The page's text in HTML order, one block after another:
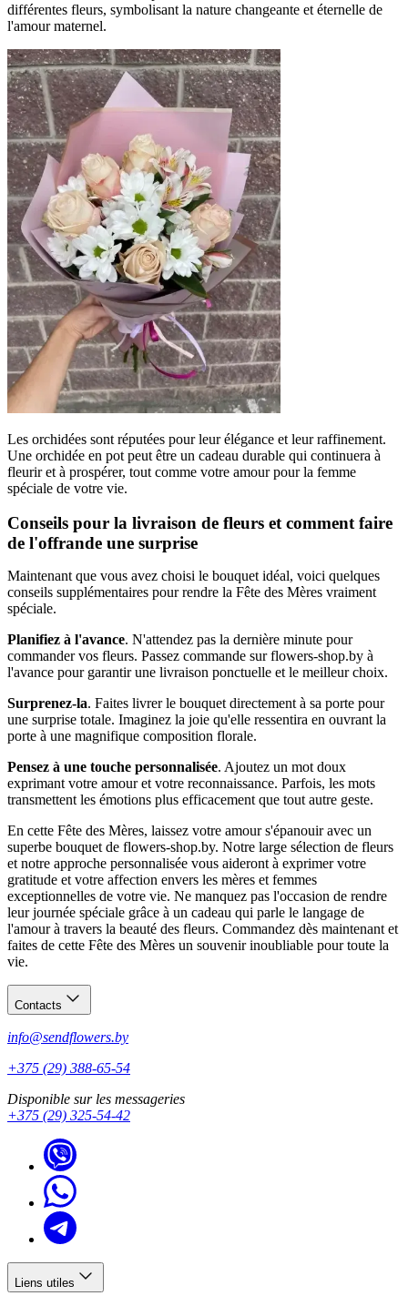
différentes fleurs, symbolisant la nature changeante et éternelle de
l'amour maternel.
Les orchidées sont réputées pour leur élégance et leur raffinement.
Une orchidée en pot peut être un cadeau durable qui continuera à
fleurir et à prospérer, tout comme votre amour pour la femme
spéciale de votre vie.
Conseils pour la livraison de fleurs et comment faire
de l'offrande une surprise
Maintenant que vous avez choisi le bouquet idéal, voici quelques
conseils supplémentaires pour rendre la Fête des Mères vraiment
spéciale.
Planifiez à l'avance. N'attendez pas la dernière minute pour
commander vos fleurs. Passez commande sur flowers-shop.by à
l'avance pour garantir une livraison ponctuelle et le meilleur choix.
Surprenez-la. Faites livrer le bouquet directement à sa porte pour
une surprise totale. Imaginez la joie qu'elle ressentira en ouvrant la
porte à une magnifique composition florale.
Pensez à une touche personnalisée. Ajoutez un mot doux
exprimant votre amour et votre reconnaissance. Parfois, les mots
transmettent les émotions plus efficacement que tout autre geste.
En cette Fête des Mères, laissez votre amour s'épanouir avec un
superbe bouquet de flowers-shop.by. Notre large sélection de fleurs
et notre approche personnalisée vous aideront à exprimer votre
gratitude et votre affection envers les mères et femmes
exceptionnelles de votre vie. Ne manquez pas l'occasion de rendre
leur journée spéciale grâce à un cadeau qui parle le langage de
l'amour à travers la beauté des fleurs. Commandez dès maintenant et
faites de cette Fête des Mères un souvenir inoubliable pour toute la
vie.
Contacts
info@sendflowers.by
+375 (29) 388-65-54
Disponible sur les messageries
+375 (29) 325-54-42
Liens utiles